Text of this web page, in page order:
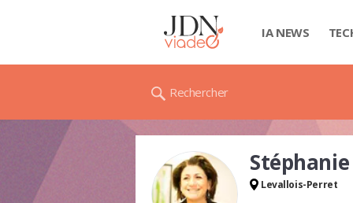
IA NEWS
Rechercher
Stéphanie
Levallois-Perret